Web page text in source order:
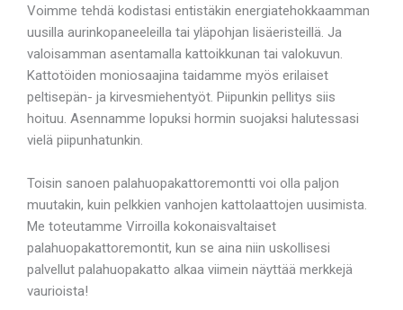
Voimme tehdä kodistasi entistäkin energiatehokkaamman
uusilla aurinkopaneeleilla tai yläpohjan lisäeristeillä. Ja
valoisamman asentamalla kattoikkunan tai valokuvun.
Kattotöiden moniosaajina taidamme myös erilaiset
peltisepän- ja kirvesmiehentyöt. Piipunkin pellitys siis
hoituu. Asennamme lopuksi hormin suojaksi halutessasi
vielä piipunhatunkin.
Toisin sanoen palahuopakattoremontti voi olla paljon
muutakin, kuin pelkkien vanhojen kattolaattojen uusimista.
Me toteutamme Virroilla kokonaisvaltaiset
palahuopakattoremontit, kun se aina niin uskollisesi
palvellut palahuopakatto alkaa viimein näyttää merkkejä
vaurioista!